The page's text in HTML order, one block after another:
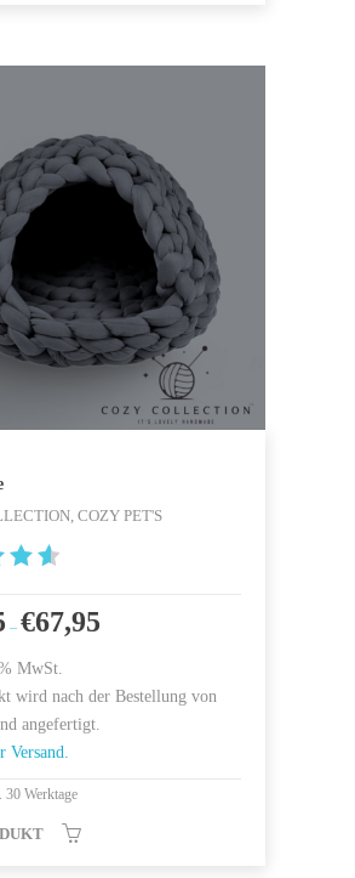
COZY PET'S
– €67,95
MwSt.
wird nach der Bestellung von
angefertigt.
Versand.
30 Werktage